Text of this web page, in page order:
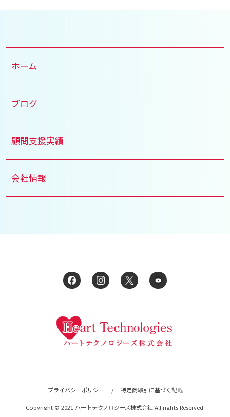
ホーム
ブログ
顧問支援実績
会社情報
プライバシーポリシー / 特定商取引に基づく記載
Copyright © 2021 ハートテクノロジーズ株式会社 All rights Reserved.